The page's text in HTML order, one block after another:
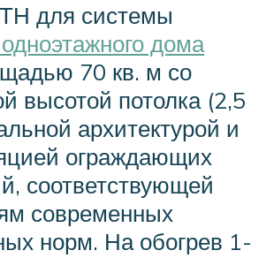
для системы
дома
70 кв. м со
высотой потолка (2,5
архитектурой и
ограждающих
соответствующей
современных
норм. На обогрев 1-